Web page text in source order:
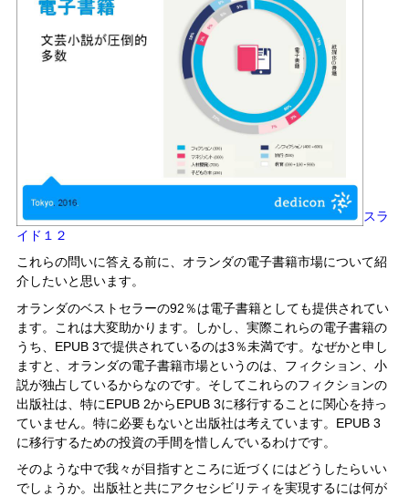
スラ
イド１２
これらの問いに答える前に、オランダの電子書籍市場について紹
介したいと思います。
オランダのベストセラーの92％は電子書籍としても提供されてい
ます。これは大変助かります。しかし、実際これらの電子書籍の
うち、EPUB 3で提供されているのは3％未満です。なぜかと申し
ますと、オランダの電子書籍市場というのは、フィクション、小
説が独占しているからなのです。そしてこれらのフィクションの
出版社は、特にEPUB 2からEPUB 3に移行することに関心を持っ
ていません。特に必要もないと出版社は考えています。EPUB 3
に移行するための投資の手間を惜しんでいるわけです。
そのような中で我々が目指すところに近づくにはどうしたらいい
でしょうか。出版社と共にアクセシビリティを実現するには何が